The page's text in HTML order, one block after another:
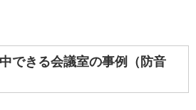
できる会議室の事例（防音